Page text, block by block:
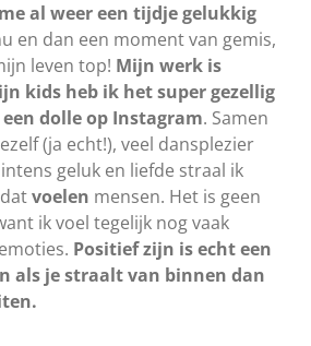
al weer een tijdje gelukkig
en dan een moment van gemis,
leven top! Mijn werk is
kids heb ik het super gezellig
dolle op Instagram. Samen
(ja echt!), veel dansplezier
geluk en liefde straal ik
voelen mensen. Het is geen
ik voel tegelijk nog vaak
Positief zijn is echt een
als je straalt van binnen dan